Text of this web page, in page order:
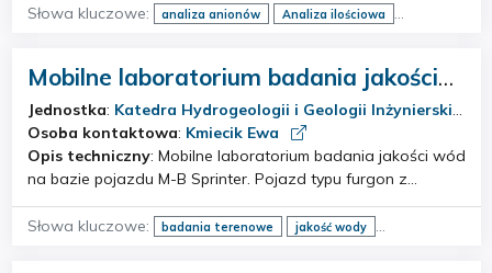
Echelle i detektorem CID. 2. Mineralizatora mikrofalowego
Słowa kluczowe: analiza anionów
Analiza ilościowa
Mobilne laboratorium badania jakości
wód
Jednostka: Katedra Hydrogeologii i Geologii Inżynierskiej
Osoba kontaktowa: Kmiecik Ewa
Opis techniczny: Mobilne laboratorium badania jakości wód
na bazie pojazdu M-B Sprinter. Pojazd typu furgon z
napędem na obie osie (4x4), z reduktorem terenowym.
Trwała specjalistyczna zabudowa laboratoryjna z
Słowa kluczowe: badania terenowe
jakość wody